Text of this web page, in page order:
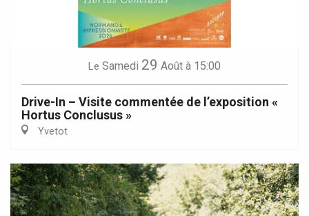
Le Samedi 29 Août à 15:00
Drive-In – Visite commentée de l’exposition «
Hortus Conclusus »
Yvetot